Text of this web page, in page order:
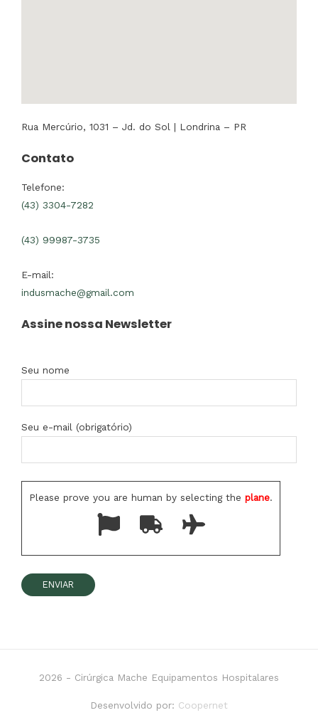
Rua Mercúrio, 1031 – Jd. do Sol | Londrina – PR
Contato
Telefone:
(43) 3304-7282
(43) 99987-3735
E-mail:
indusmache@gmail.com
Assine nossa Newsletter
Seu nome
Seu e-mail (obrigatório)
Please prove you are human by selecting the plane.
2026 - Cirúrgica Mache Equipamentos Hospitalares
Desenvolvido por: Coopernet